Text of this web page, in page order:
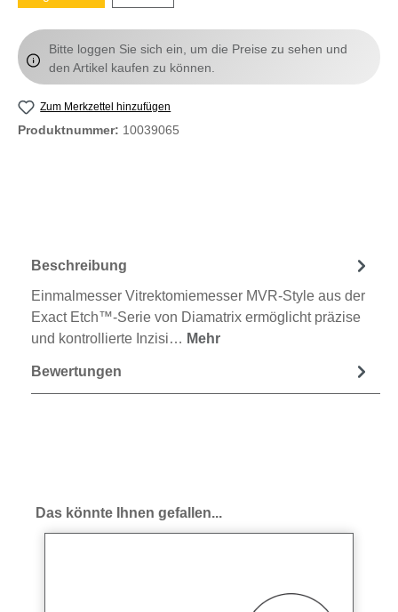
Bitte loggen Sie sich ein, um die Preise zu sehen und
den Artikel kaufen zu können.
Zum Merkzettel hinzufügen
Produktnummer: 10039065
Beschreibung
Einmalmesser Vitrektomiemesser MVR-Style aus der
Exact Etch™-Serie von Diamatrix ermöglicht präzise
und kontrollierte Inzisi… Mehr
Bewertungen
Produktgalerie überspringen
Das könnte Ihnen gefallen...